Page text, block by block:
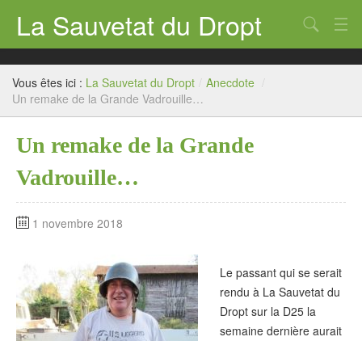
La Sauvetat du Dropt
Accueil
Mairie
Archives
Agenda 2026
Contact
Chercher
Vous êtes ici : La Sauvetat du Dropt / Anecdote /
Un remake de la Grande Vadrouille…
Un remake de la Grande
Vadrouille…
1 novembre 2018
Le passant qui se serait
rendu à La Sauvetat du
Dropt sur la D25 la
semaine dernière aurait